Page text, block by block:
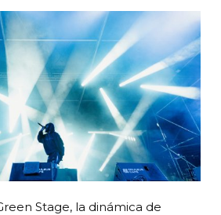
Stage, la dinámica de